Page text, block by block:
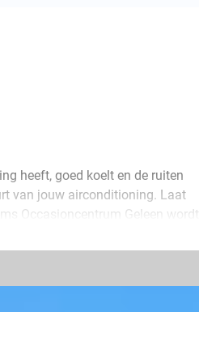
heeft, goed koelt en de ruiten
van jouw airconditioning. Laat
Occasioncentrum Geleen wordt